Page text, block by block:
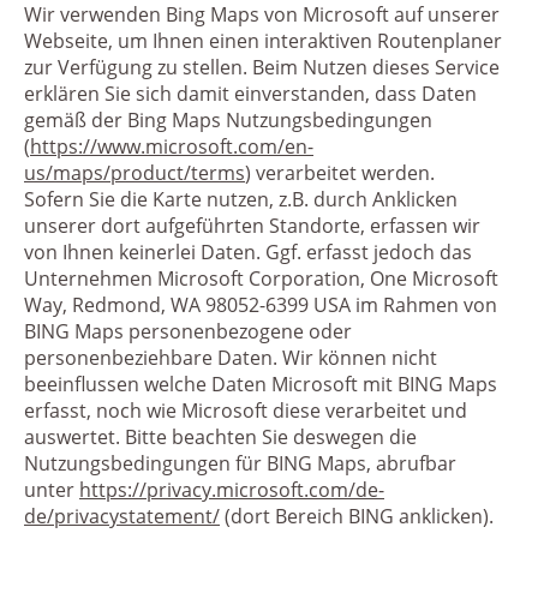
Wir verwenden Bing Maps von Microsoft auf unserer
Webseite, um Ihnen einen interaktiven Routenplaner
zur Verfügung zu stellen. Beim Nutzen dieses Service
erklären Sie sich damit einverstanden, dass Daten
gemäß der Bing Maps Nutzungsbedingungen
(https://www.microsoft.com/en-
us/maps/product/terms) verarbeitet werden.
Sofern Sie die Karte nutzen, z.B. durch Anklicken
unserer dort aufgeführten Standorte, erfassen wir
von Ihnen keinerlei Daten. Ggf. erfasst jedoch das
Unternehmen Microsoft Corporation, One Microsoft
Way, Redmond, WA 98052-6399 USA im Rahmen von
BING Maps personenbezogene oder
personenbeziehbare Daten. Wir können nicht
beeinflussen welche Daten Microsoft mit BING Maps
erfasst, noch wie Microsoft diese verarbeitet und
auswertet. Bitte beachten Sie deswegen die
Nutzungsbedingungen für BING Maps, abrufbar
unter https://privacy.microsoft.com/de-
de/privacystatement/(dort Bereich BING anklicken).